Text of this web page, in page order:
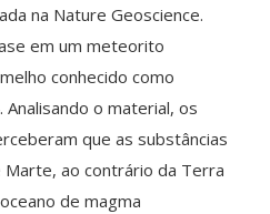
na Nature Geoscience.
em um meteorito
conhecido como
o material, os
que as substâncias
Marte, ao contrário da Terra
de magma